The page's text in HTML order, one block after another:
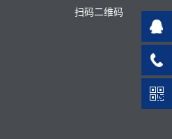
扫码二维码